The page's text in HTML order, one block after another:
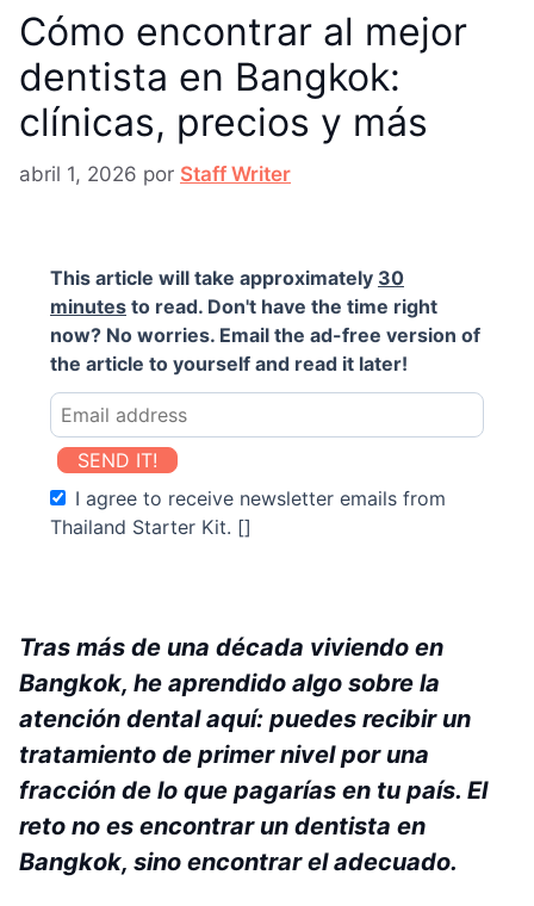
Cómo encontrar al mejor
dentista en Bangkok:
clínicas, precios y más
abril 1, 2026 por Staff Writer
This article will take approximately 30
minutes to read. Don't have the time right
now? No worries. Email the ad-free version of
the article to yourself and read it later!
SEND IT!
I agree to receive newsletter emails from
Thailand Starter Kit. []
Tras más de una década viviendo en
Bangkok, he aprendido algo sobre la
atención dental aquí: puedes recibir un
tratamiento de primer nivel por una
fracción de lo que pagarías en tu país. El
reto no es encontrar un dentista en
Bangkok, sino encontrar el adecuado.